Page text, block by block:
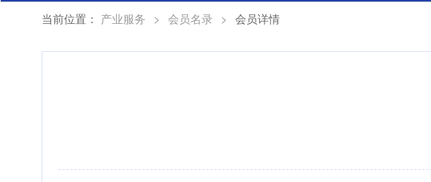
当前位置： 产业服务 > 会员名录 > 会员详情